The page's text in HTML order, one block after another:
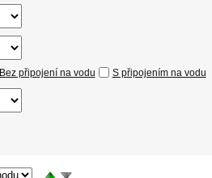
Bez připojení na vodu S připojením na vodu